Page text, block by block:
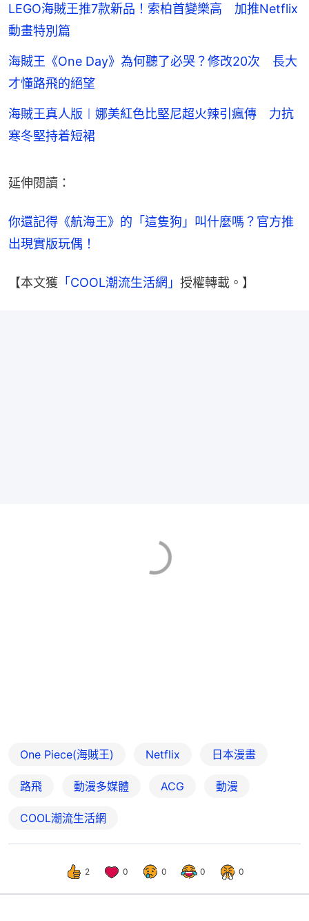
LEGO海賊王推7款新品！索柏首變樂高 加推Netflix
動畫特別篇
海賊王《One Day》為何聽了必哭？修改20次 長大
才懂路飛的絕望
海賊王真人版︱娜美紅色比堅尼超火辣引瘋傳 力抗
寒冬堅持着短裙
延伸閱讀：
你還記得《航海王》的「這隻狗」叫什麼嗎？官方推
出現實版玩偶！
【本文獲 「COOL潮流生活網」 授權轉載。】
One Piece(海賊王) Netflix 日本漫畫
路飛 動漫多媒體 ACG 動漫
COOL潮流生活網
2 0 0 0 0